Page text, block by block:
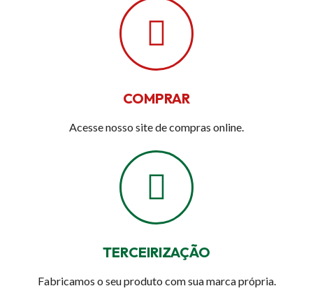
COMPRAR
Acesse nosso site de compras online.
TERCEIRIZAÇÃO
Fabricamos o seu produto com sua marca própria.